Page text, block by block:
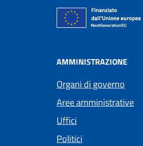
AMMINISTRAZIONE
Organi di governo
Aree amministrative
Uffici
Politici